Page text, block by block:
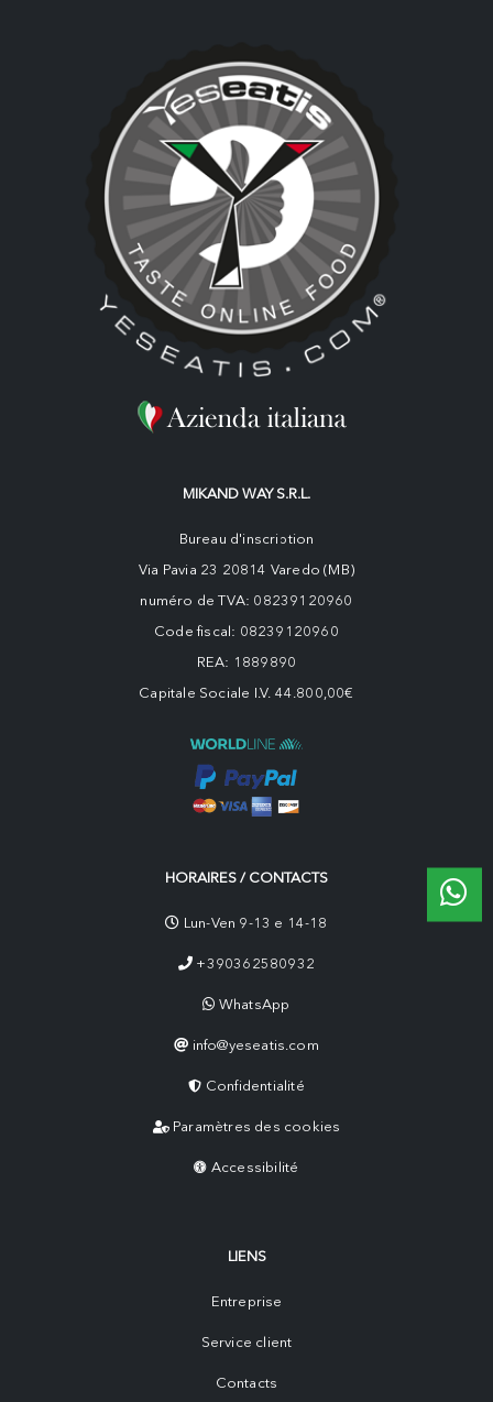
MIKAND WAY S.R.L.
Bureau d'inscription
Via Pavia 23 20814 Varedo (MB)
numéro de TVA: 08239120960
Code fiscal: 08239120960
REA: 1889890
Capitale Sociale I.V. 44.800,00€
HORAIRES / CONTACTS
Lun-Ven 9-13 e 14-18
+390362580932
WhatsApp
info@yeseatis.com
Confidentialité
Paramètres des cookies
Accessibilité
LIENS
Entreprise
Service client
Contacts